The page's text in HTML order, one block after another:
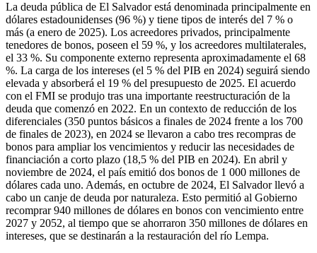
La deuda pública de El Salvador está denominada principalmente en
dólares estadounidenses (96 %) y tiene tipos de interés del 7 % o
más (a enero de 2025). Los acreedores privados, principalmente
tenedores de bonos, poseen el 59 %, y los acreedores multilaterales,
el 33 %. Su componente externo representa aproximadamente el 68
%. La carga de los intereses (el 5 % del PIB en 2024) seguirá siendo
elevada y absorberá el 19 % del presupuesto de 2025. El acuerdo
con el FMI se produjo tras una importante reestructuración de la
deuda que comenzó en 2022. En un contexto de reducción de los
diferenciales (350 puntos básicos a finales de 2024 frente a los 700
de finales de 2023), en 2024 se llevaron a cabo tres recompras de
bonos para ampliar los vencimientos y reducir las necesidades de
financiación a corto plazo (18,5 % del PIB en 2024). En abril y
noviembre de 2024, el país emitió dos bonos de 1 000 millones de
dólares cada uno. Además, en octubre de 2024, El Salvador llevó a
cabo un canje de deuda por naturaleza. Esto permitió al Gobierno
recomprar 940 millones de dólares en bonos con vencimiento entre
2027 y 2052, al tiempo que se ahorraron 350 millones de dólares en
intereses, que se destinarán a la restauración del río Lempa.